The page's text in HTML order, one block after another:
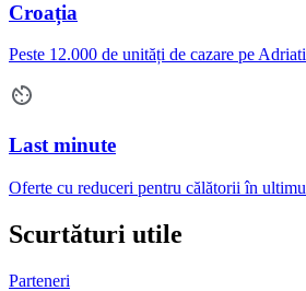
Croația
Peste 12.000 de unități de cazare pe
Last minute
Oferte cu reduceri pentru călătorii în
Scurtături utile
Parteneri